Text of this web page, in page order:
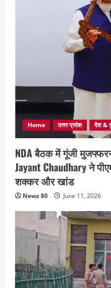
Home उत्तर प्रदेश देश &
NDA बैठक में गूंजी
Jayant Chaudhary ने
शक्कर और खांड
News 80 June 11, 2026